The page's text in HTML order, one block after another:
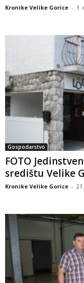
Kronike Velike Gorice - 1.
Gospodarstvo
FOTO
središtu Velike
Kronike Velike Gorice -